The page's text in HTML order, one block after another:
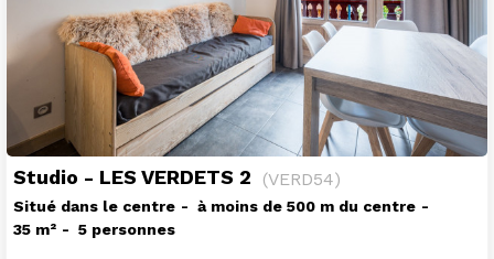
Studio - LES VERDETS 2 (VERD54)
Situé dans le centre
à moins de 500 m du centre
35 m² 5 personnes